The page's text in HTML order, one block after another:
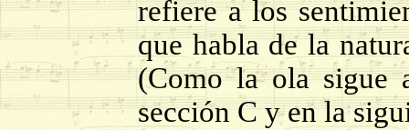
refiere a los
que habla de la
(Como la ola sigue
sección C y en la